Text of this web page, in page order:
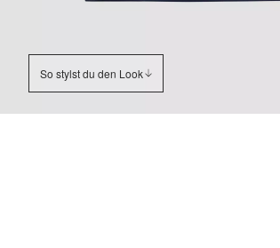
So stylst du den Look